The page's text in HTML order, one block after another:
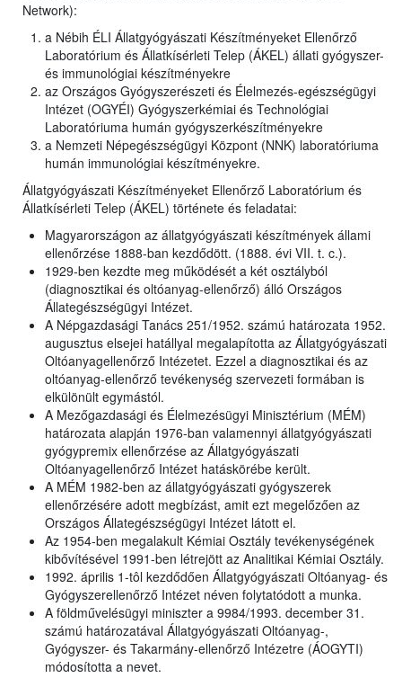
Network):
a Nébih ÉLI Állatgyógyászati Készítményeket Ellenőrző
Laboratórium és Állatkísérleti Telep (ÁKEL) állati gyógyszer-
és immunológiai készítményekre
az Országos Gyógyszerészeti és Élelmezés-egészségügyi
Intézet (OGYÉI) Gyógyszerkémiai és Technológiai
Laboratóriuma humán gyógyszerkészítményekre
a Nemzeti Népegészségügyi Központ (NNK) laboratóriuma
humán immunológiai készítményekre.
Állatgyógyászati Készítményeket Ellenőrző Laboratórium és
Állatkísérleti Telep (ÁKEL) története és feladatai:
Magyarországon az állatgyógyászati készítmények állami
ellenőrzése 1888-ban kezdődött. (1888. évi VII. t. c.).
1929-ben kezdte meg működését a két osztályból
(diagnosztikai és oltóanyag-ellenőrző) álló Országos
Állategészségügyi Intézet.
A Népgazdasági Tanács 251/1952. számú határozata 1952.
augusztus elsejei hatállyal megalapította az Állatgyógyászati
Oltóanyagellenőrző Intézetet. Ezzel a diagnosztikai és az
oltóanyag-ellenőrző tevékenység szervezeti formában is
elkülönült egymástól.
A Mezőgazdasági és Élelmezésügyi Minisztérium (MÉM)
határozata alapján 1976-ban valamennyi állatgyógyászati
gyógypremix ellenőrzése az Állatgyógyászati
Oltóanyagellenőrző Intézet hatáskörébe került.
A MÉM 1982-ben az állatgyógyászati gyógyszerek
ellenőrzésére adott megbízást, amit ezt megelőzően az
Országos Állategészségügyi Intézet látott el.
Az 1954-ben megalakult Kémiai Osztály tevékenységének
kibővítésével 1991-ben létrejött az Analitikai Kémiai Osztály.
1992. április 1-tôl kezdődően Állatgyógyászati Oltóanyag- és
Gyógyszerellenőrző Intézet néven folytatódott a munka.
A földművelésügyi miniszter a 9984/1993. december 31.
számú határozatával Állatgyógyászati Oltóanyag-,
Gyógyszer- és Takarmány-ellenőrző Intézetre (ÁOGYTI)
módosította a nevet.